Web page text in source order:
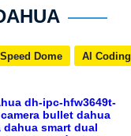
Speed Dome AI Coding